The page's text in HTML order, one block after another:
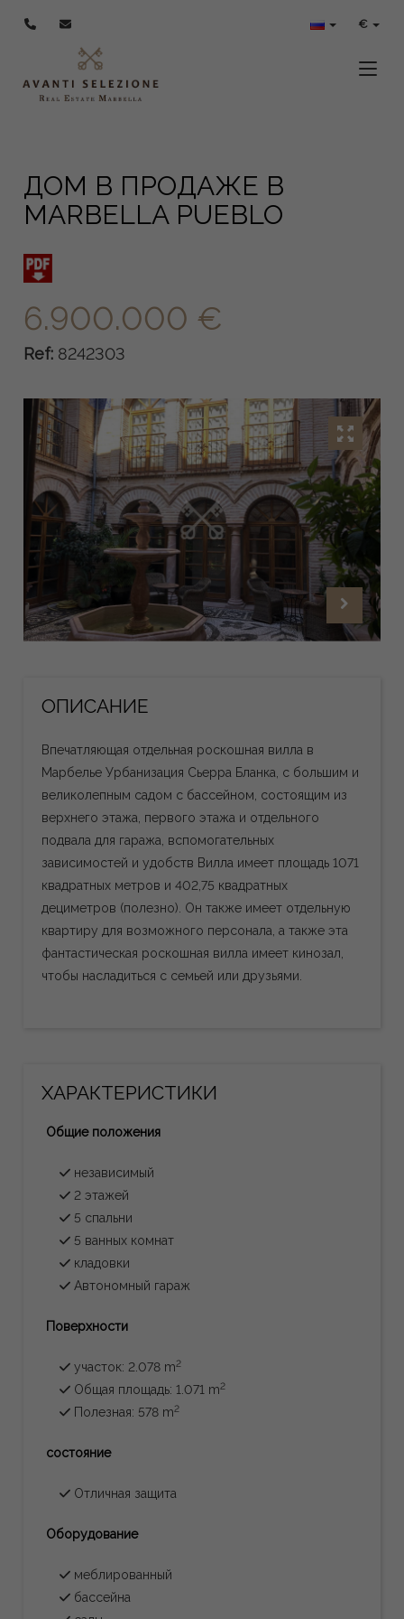
€
ДОМ В ПРОДАЖЕ В
MARBELLA PUEBLO
6.900.000 €
Ref: 8242303
ОПИСАНИЕ
Впечатляющая отдельная роскошная вилла в
Марбелье Урбанизация Сьерра Бланка, с большим и
великолепным садом с бассейном, состоящим из
верхнего этажа, первого этажа и отдельного
подвала для гаража, вспомогательных
зависимостей и удобств Вилла имеет площадь 1071
квадратных метров и 402,75 квадратных
дециметров (полезно). Он также имеет отдельную
квартиру для возможного персонала, а также эта
фантастическая роскошная вилла имеет кинозал,
чтобы насладиться с семьей или друзьями.
ХАРАКТЕРИСТИКИ
Общие положения
независимый
2 этажей
5 спальни
5 ванных комнат
кладовки
Автономный гараж
Поверхности
участок: 2.078 m2
Общая площадь: 1.071 m2
Полезная: 578 m2
состояние
Отличная защита
Oборудование
меблированный
бассейна